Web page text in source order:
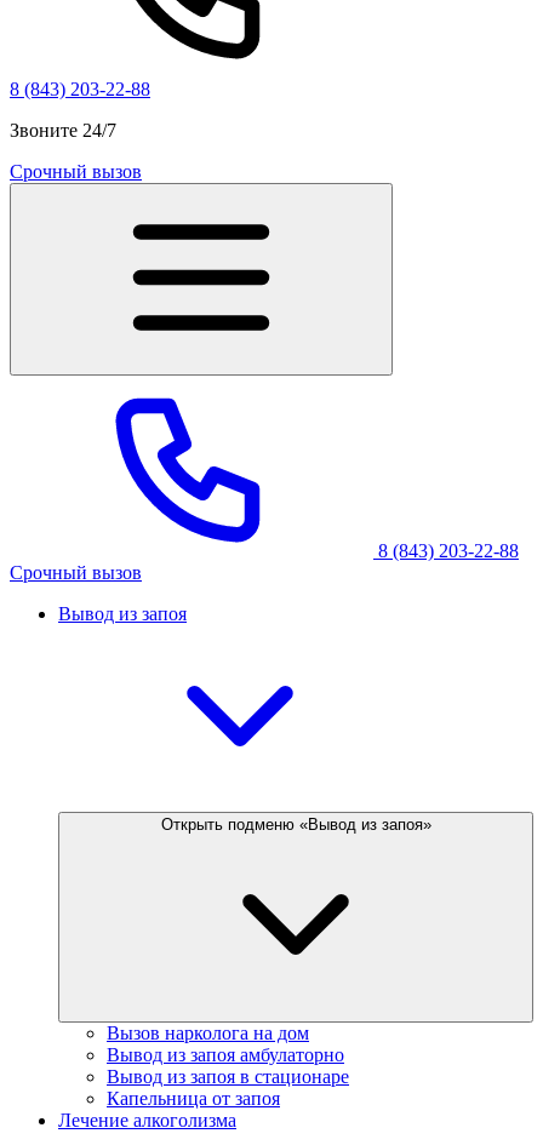
8 (843) 203-22-88
Звоните 24/7
Срочный вызов
8 (843) 203-22-88
Срочный вызов
Вывод из запоя
Открыть подменю «Вывод из запоя»
Вызов нарколога на дом
Вывод из запоя амбулаторно
Вывод из запоя в стационаре
Капельница от запоя
Лечение алкоголизма